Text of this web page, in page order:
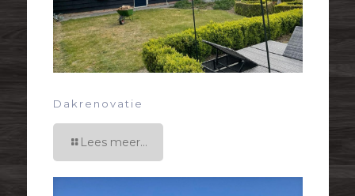
Dakrenovatie
Lees meer...